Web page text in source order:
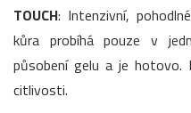
TOUCH: Intenzivní,
kůra probíhá pouze v
působení gelu a je
citlivosti.